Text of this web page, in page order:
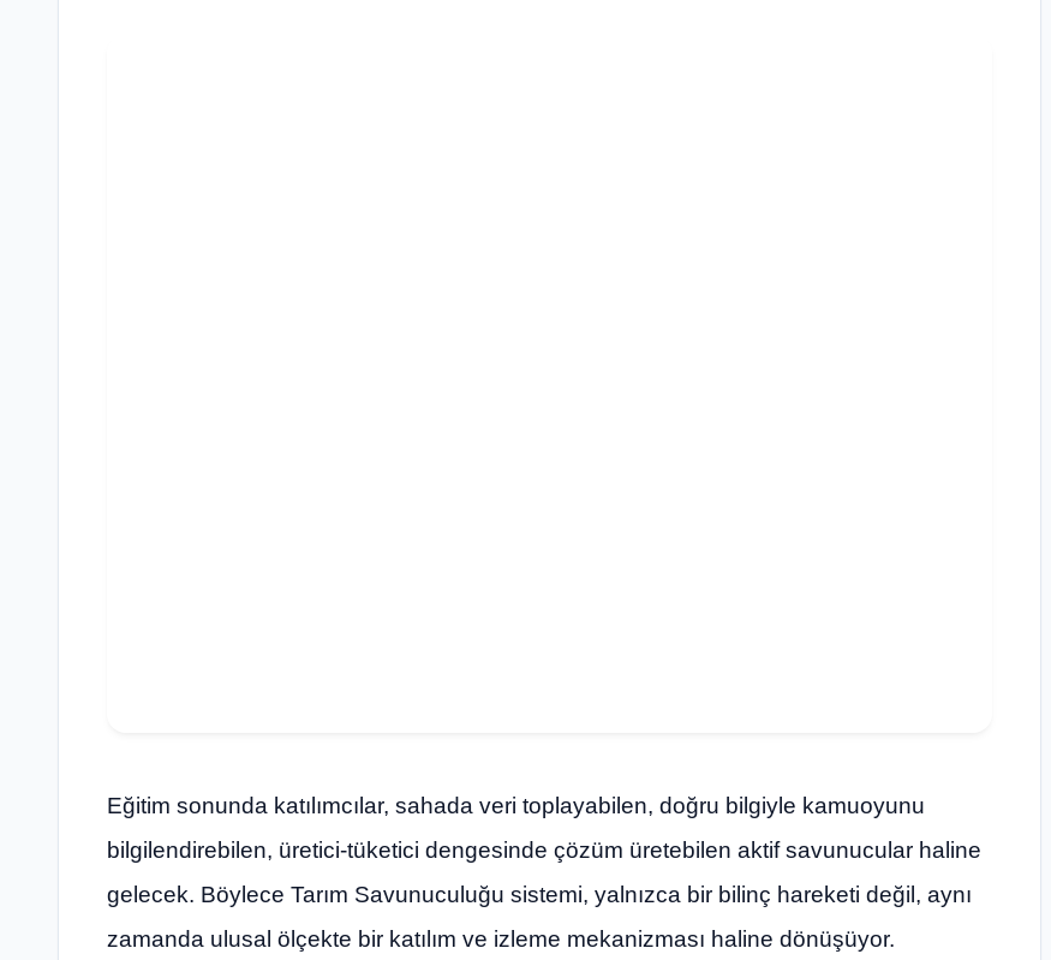
Eğitim sonunda katılımcılar, sahada veri toplayabilen, doğru bilgiyle kamuoyunu
bilgilendirebilen, üretici-tüketici dengesinde çözüm üretebilen aktif savunucular haline
gelecek. Böylece Tarım Savunuculuğu sistemi, yalnızca bir bilinç hareketi değil, aynı
zamanda ulusal ölçekte bir katılım ve izleme mekanizması haline dönüşüyor.